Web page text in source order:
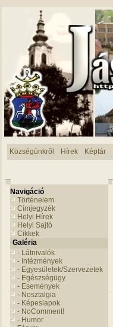
Községünkről Hírek Képtár
Navigáció
Történelem
Címjegyzék
Helyi Hírek
Helyi Sajtó
Cikkek
Galéria
- Látnivalók
- Intézmények
- Egyesületek/Szervezetek
- Egészségügy
- Események
- Nosztalgia
- Képeslapok
- NoComment!
- Humor